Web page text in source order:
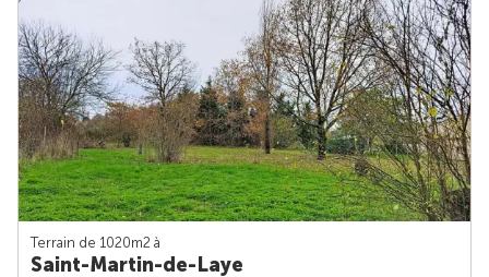
Terrain de 1020m2 à
Saint-Martin-de-Laye